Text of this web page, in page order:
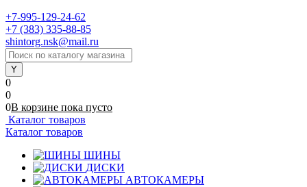
+7-995-129-24-62
+7 (383) 335-88-85
shintorg.nsk@mail.ru
0
0
0В корзине пока пусто
Каталог товаров
Каталог товаров
ШИНЫ
ДИСКИ
АВТОКАМЕРЫ